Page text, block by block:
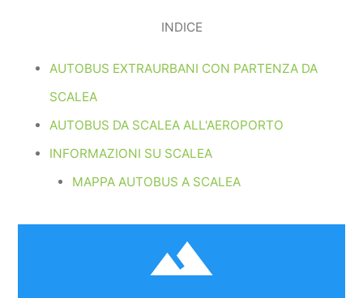
INDICE
AUTOBUS EXTRAURBANI CON PARTENZA DA
SCALEA
AUTOBUS DA SCALEA ALL'AEROPORTO
INFORMAZIONI SU SCALEA
MAPPA AUTOBUS A SCALEA
filter_hdr